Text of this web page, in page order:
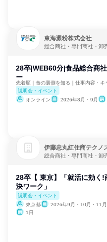
東海澱粉株式会社
総合商社・専門商社・卸
28卒|WEB60分|食品総合商
ー
説明会・イベント
オンライン
2026年8月・9月
伊藤忠丸紅住商テクノ
総合商社・専門商社・卸
28卒【 東京】「就活に効く!
決ワーク」
説明会・イベント
東京都
2026年9月・10月・11月
1日